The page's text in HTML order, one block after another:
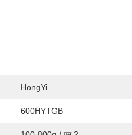
HongYi
600HYTGB